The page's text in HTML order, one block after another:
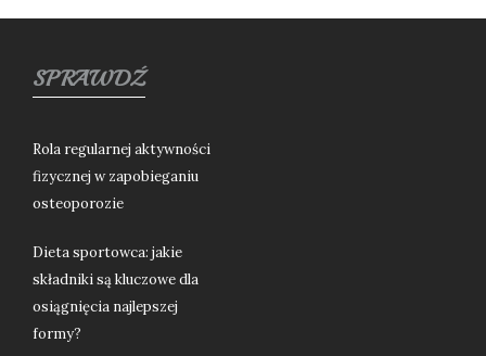
SPRAWDŹ
Rola regularnej aktywności
fizycznej w zapobieganiu
osteoporozie
Dieta sportowca: jakie
składniki są kluczowe dla
osiągnięcia najlepszej
formy?